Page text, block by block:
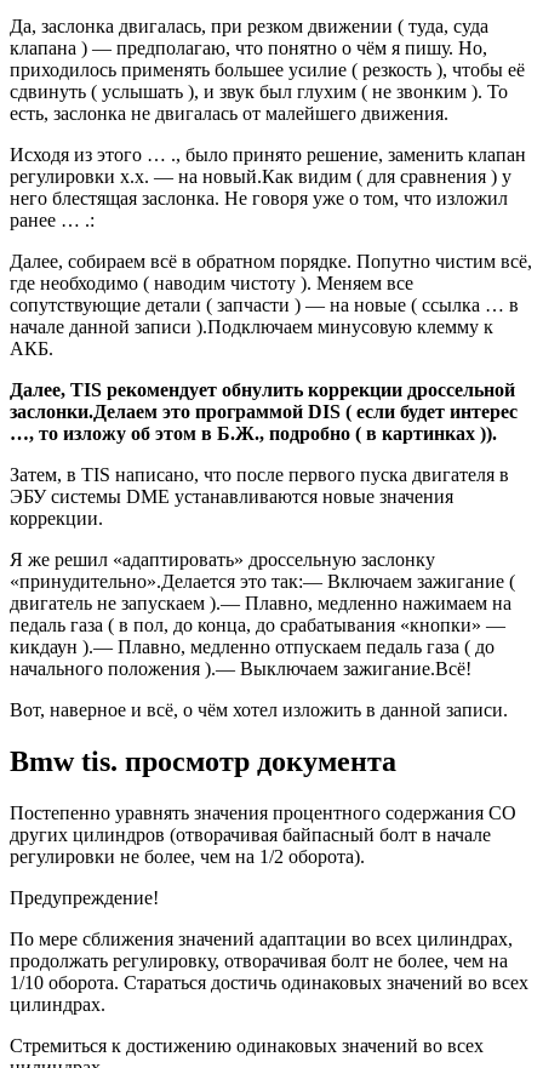
Да, заслонка двигалась, при резком движении ( туда, суда
клапана ) — предполагаю, что понятно о чём я пишу. Но,
приходилось применять большее усилие ( резкость ), чтобы её
сдвинуть ( услышать ), и звук был глухим ( не звонким ). То
есть, заслонка не двигалась от малейшего движения.
Исходя из этого … ., было принято решение, заменить клапан
регулировки х.х. — на новый.Как видим ( для сравнения ) у
него блестящая заслонка. Не говоря уже о том, что изложил
ранее … .:
Далее, собираем всё в обратном порядке. Попутно чистим всё,
где необходимо ( наводим чистоту ). Меняем все
сопутствующие детали ( запчасти ) — на новые ( ссылка … в
начале данной записи ).Подключаем минусовую клемму к
АКБ.
Далее, TIS рекомендует обнулить коррекции дроссельной
заслонки.Делаем это программой DIS ( если будет интерес
…, то изложу об этом в Б.Ж., подробно ( в картинках )).
Затем, в TIS написано, что после первого пуска двигателя в
ЭБУ системы DME устанавливаются новые значения
коррекции.
Я же решил «адаптировать» дроссельную заслонку
«принудительно».Делается это так:— Включаем зажигание (
двигатель не запускаем ).— Плавно, медленно нажимаем на
педаль газа ( в пол, до конца, до срабатывания «кнопки» —
кикдаун ).— Плавно, медленно отпускаем педаль газа ( до
начального положения ).— Выключаем зажигание.Всё!
Вот, наверное и всё, о чём хотел изложить в данной записи.
Bmw tis. просмотр документа
Постепенно уравнять значения процентного содержания СО
других цилиндров (отворачивая байпасный болт в начале
регулировки не более, чем на 1/2 оборота).
Предупреждение!
По мере сближения значений адаптации во всех цилиндрах,
продолжать регулировку, отворачивая болт не более, чем на
1/10 оборота. Стараться достичь одинаковых значений во всех
цилиндрах.
Стремиться к достижению одинаковых значений во всех